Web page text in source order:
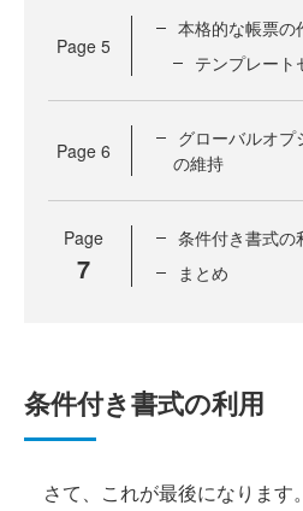
Page 5
本格的な帳票の
テンプレート
Page 6
グローバルオ
の維持
Page
7
条件付き書式の
まとめ
条件付き書式の利用
さて、これが最後になります。